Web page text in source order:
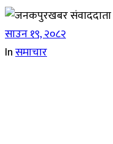
साउन १९, २०८२
Inसमाचार